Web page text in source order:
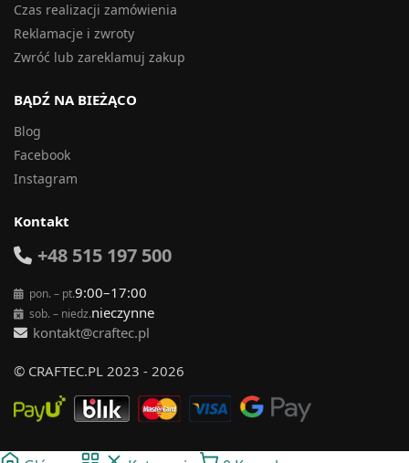
Czas realizacji zamówienia
Reklamacje i zwroty
Zwróć lub zareklamuj zakup
BĄDŹ NA BIEŻĄCO
Blog
Facebook
Instagram
Kontakt
+48 515 197 500
pon. – pt.9:00–17:00
sob. – niedz.nieczynne
kontakt@craftec.pl
© CRAFTEC.PL 2023 - 2026